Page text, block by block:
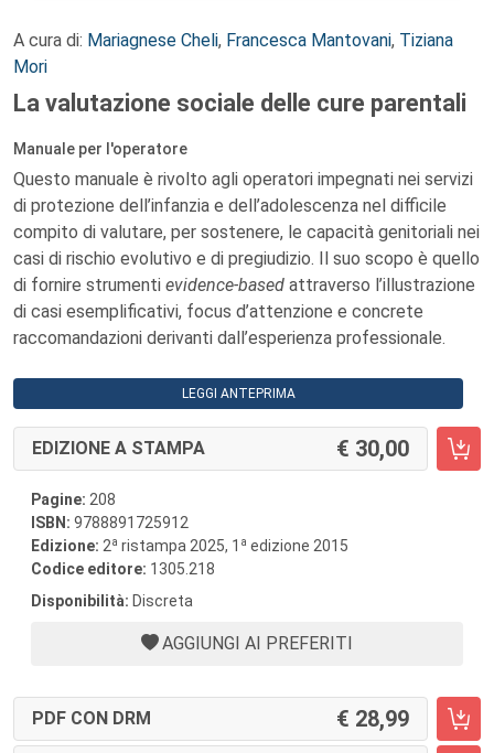
A cura di: Mariagnese Cheli, Francesca Mantovani, Tiziana
Mori
La valutazione sociale delle cure parentali
Manuale per l'operatore
Questo manuale è rivolto agli operatori impegnati nei servizi
di protezione dell’infanzia e dell’adolescenza nel difficile
compito di valutare, per sostenere, le capacità genitoriali nei
casi di rischio evolutivo e di pregiudizio. Il suo scopo è quello
di fornire strumenti evidence-based attraverso l’illustrazione
di casi esemplificativi, focus d’attenzione e concrete
raccomandazioni derivanti dall’esperienza professionale.
LEGGI ANTEPRIMA
EDIZIONE A STAMPA 30,00
Pagine: 208
ISBN: 9788891725912
Edizione: 2a ristampa 2025, 1 a edizione 2015
Codice editore: 1305.218
Disponibilità: Discreta
AGGIUNGI AI PREFERITI
PDF CON DRM 28,99